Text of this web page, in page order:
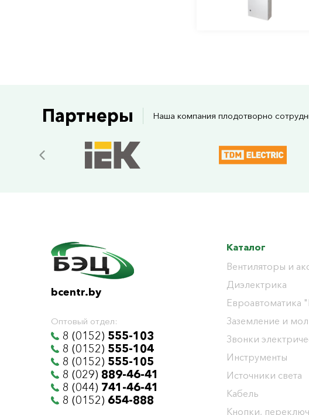
Партнеры Наша компания плодотворно
bcentr.by
Оптовый отдел:
8 (0152) 555-103
8 (0152) 555-104
8 (0152) 555-105
8 (029) 889-46-41
8 (044) 741-46-41
8 (0152) 654-888
Каталог
Вентиляторы и
Диэлектрика
Евроавтоматика
Заземление и
Звонки
Инструменты
Источники света
Кабель
Кнопки,